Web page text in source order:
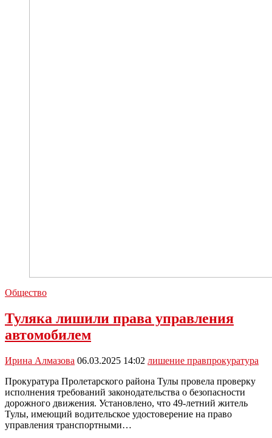
Общество
Туляка лишили права управления
автомобилем
Ирина Алмазова 06.03.2025 14:02 лишение правпрокуратура
Прокуратура Пролетарского района Тулы провела проверку
исполнения требований законодательства о безопасности
дорожного движения. Установлено, что 49-летний житель
Тулы, имеющий водительское удостоверение на право
управления транспортными…